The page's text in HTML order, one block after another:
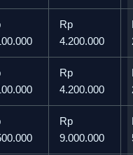
Rp
4.200.000
Rp
4.200.000
Rp
9.000.000